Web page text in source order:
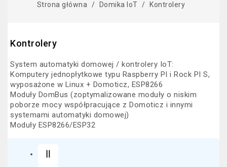
Strona główna Domika IoT Kontrolery
Kontrolery
System automatyki domowej / kontrolery IoT:
Komputery jednopłytkowe typu Raspberry PI i Rock PI S,
wyposażone w Linux + Domoticz, ESP8266
Moduły DomBus (zoptymalizowane moduły o niskim
poborze mocy współpracujące z Domoticz i innymi
systemami automatyki domowej)
Moduły ESP8266/ESP32